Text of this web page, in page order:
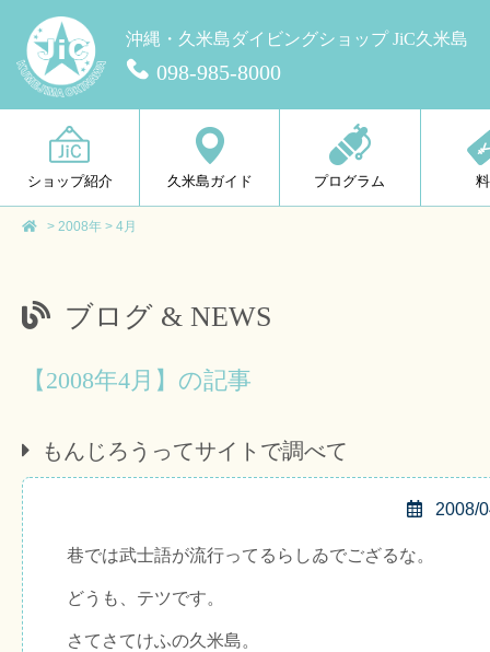
沖縄・久米島ダイビングショップ JiC久米島
098-985-8000
ショップ紹介 久米島ガイド プログラム
> 2008年 > 4月
ブログ & NEWS
【2008年4月】の記事
もんじろうってサイトで調べて
2008/
巷では武士語が流行ってるらしゐでござるな。
どうも、テツです。
さてさてけふの久米島。